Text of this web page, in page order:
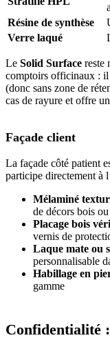
Résine de synthèse
Verre laqué
Le Solid Surface reste
comptoirs officinaux : il
(donc sans zone de
cas de rayure et offre
Façade client
La façade côté patient
participe directement à
Mélaminé
de décors bois
Placage bois
vernis de
Laque mate ou
personnalisable
Habillage en
gamme
Confidentialité